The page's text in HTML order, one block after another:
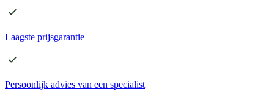
Laagste prijsgarantie
Persoonlijk advies van een specialist